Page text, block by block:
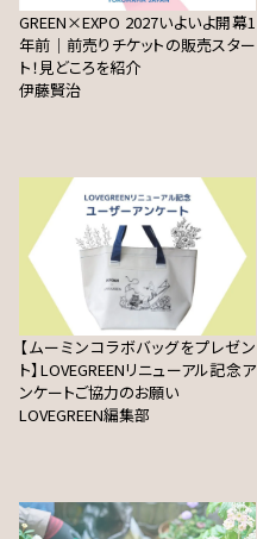
GREEN×EXPO 2027いよいよ開幕1
年前｜前売りチケットの販売スター
ト！見どころを紹介
伊藤賢治
【ムーミンコラボバッグをプレゼン
ト】LOVEGREENリニューアル記念ア
ンケートご協力のお願い
LOVEGREEN編集部